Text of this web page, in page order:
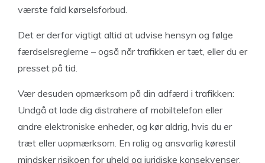
værste fald kørselsforbud.
Det er derfor vigtigt altid at udvise hensyn og følge
færdselsreglerne – også når trafikken er tæt, eller du er
presset på tid.
Vær desuden opmærksom på din adfærd i trafikken:
Undgå at lade dig distrahere af mobiltelefon eller
andre elektroniske enheder, og kør aldrig, hvis du er
træt eller uopmærksom. En rolig og ansvarlig kørestil
mindsker risikoen for uheld og juridiske konsekvenser,